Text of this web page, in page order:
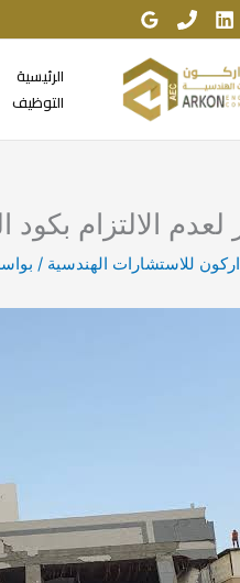
الرئيسية
التوظيف
اركون للاستشارات الهندسية /